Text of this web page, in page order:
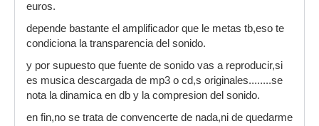
euros.
depende bastante el amplificador que le metas tb,eso te
condiciona la transparencia del sonido.
y por supuesto que fuente de sonido vas a reproducir,si
es musica descargada de mp3 o cd,s originales........se
nota la dinamica en db y la compresion del sonido.
en fin,no se trata de convencerte de nada,ni de quedarme